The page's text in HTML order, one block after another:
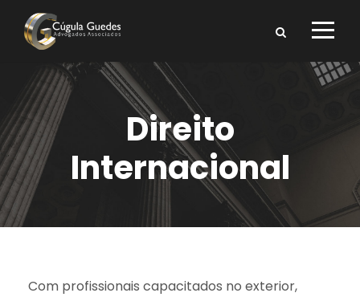
Direito
Internacional
Com profissionais capacitados no exterior,